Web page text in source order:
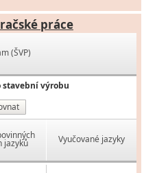
práce
(ŠVP)
stavební výrobu
jazyků Vyučované jazyky